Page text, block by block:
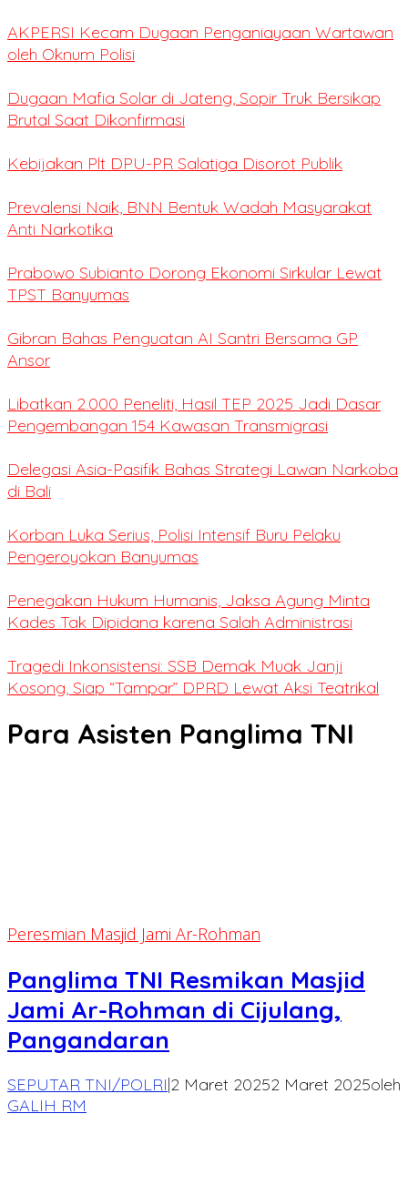
AKPERSI Kecam Dugaan Penganiayaan Wartawan
oleh Oknum Polisi
Dugaan Mafia Solar di Jateng, Sopir Truk Bersikap
Brutal Saat Dikonfirmasi
Kebijakan Plt DPU-PR Salatiga Disorot Publik
Prevalensi Naik, BNN Bentuk Wadah Masyarakat
Anti Narkotika
Prabowo Subianto Dorong Ekonomi Sirkular Lewat
TPST Banyumas
Gibran Bahas Penguatan AI Santri Bersama GP
Ansor
Libatkan 2.000 Peneliti, Hasil TEP 2025 Jadi Dasar
Pengembangan 154 Kawasan Transmigrasi
Delegasi Asia-Pasifik Bahas Strategi Lawan Narkoba
di Bali
Korban Luka Serius, Polisi Intensif Buru Pelaku
Pengeroyokan Banyumas
Penegakan Hukum Humanis, Jaksa Agung Minta
Kades Tak Dipidana karena Salah Administrasi
Tragedi Inkonsistensi: SSB Demak Muak Janji
Kosong, Siap “Tampar” DPRD Lewat Aksi Teatrikal
Para Asisten Panglima TNI
Peresmian Masjid Jami Ar-Rohman
Panglima TNI Resmikan Masjid
Jami Ar-Rohman di Cijulang,
Pangandaran
SEPUTAR TNI/POLRI|2 Maret 20252 Maret 2025oleh
GALIH RM